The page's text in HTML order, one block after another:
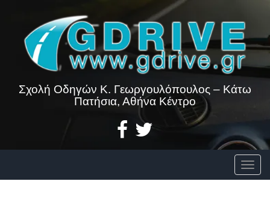
content
Σχολή Οδηγών Κ. Γεωργουλόπουλος – Κάτω
Πατήσια, Αθήνα Κέντρο